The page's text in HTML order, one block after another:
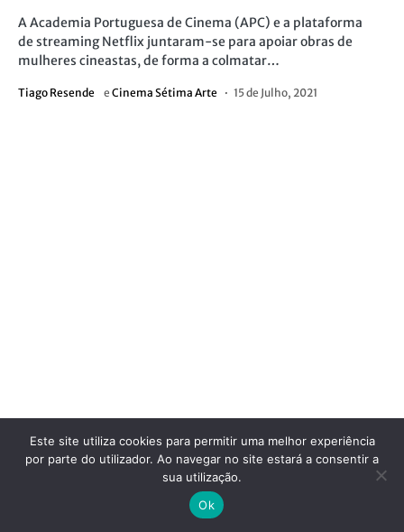
A Academia Portuguesa de Cinema (APC) e a plataforma
de streaming Netflix juntaram-se para apoiar obras de
mulheres cineastas, de forma a colmatar…
Tiago Resende e Cinema Sétima Arte 15 de Julho, 2021
Este site utiliza cookies para permitir uma melhor experiência
por parte do utilizador. Ao navegar no site estará a consentir a
sua utilização.
Ok